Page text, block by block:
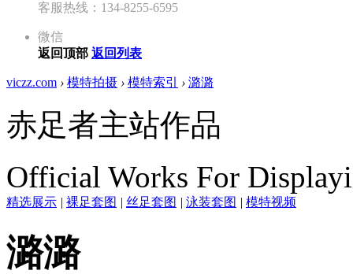
客服热线：134-8255-6595
微信
返回顶部 返回列表
viczz.com › 模特拍摄 › 模特索引 › 潞潞
赤足者主站作品
Official Works For
精选展示 | 裸足套图 | 丝足套图 | 泳装套图 | 模特视频
潞潞